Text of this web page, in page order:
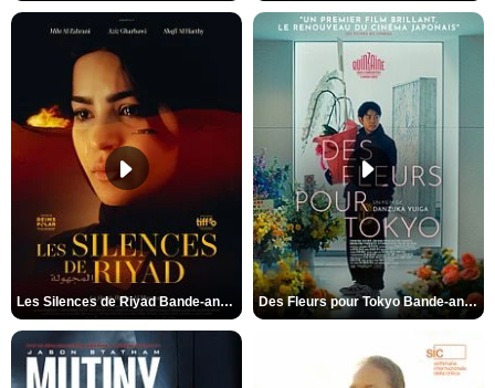
Les Silences de Riyad Bande-annonce VO STFR Des Fleurs pour Tokyo Bande-annonce VO STFR